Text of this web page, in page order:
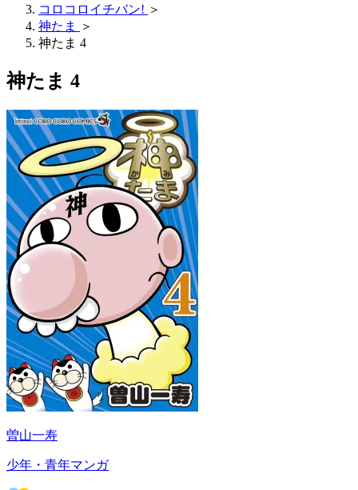
コロコロイチバン! ＞
神たま
＞
神たま 4
神たま 4
曽山一寿
少年・青年マンガ